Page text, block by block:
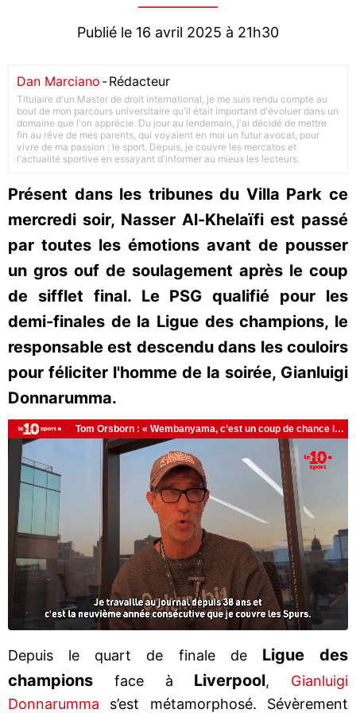
Publié le 16 avril 2025 à 21h30
Dan Marciano -Rédacteur
Titulaire d'un Master de droit international, je me suis rendu compte au
bout de mon parcours universitaire qu'il était important d'évoluer dans un
domaine que l'on apprécie. Du jour au lendemain, j'ai décidé de mettre
fin au rêve de mes parents, qui voyaient en moi un futur avocat, pour
vivre de ma passion : le sport. Depuis, je couvre les mercatos et
l'actualité sportive en essayant d'informer au mieux les lecteurs.
Présent dans les tribunes du Villa Park ce
mercredi soir, Nasser Al-Khelaïfi est passé
par toutes les émotions avant de pousser
un gros ouf de soulagement après le coup
de sifflet final. Le PSG qualifié pour les
demi-finales de la Ligue des champions, le
responsable est descendu dans les couloirs
pour féliciter l'homme de la soirée, Gianluigi
Donnarumma.
Depuis le quart de finale de Ligue des
champions face à Liverpool, Gianluigi
Donnarumma s’est métamorphosé. Sévèrement